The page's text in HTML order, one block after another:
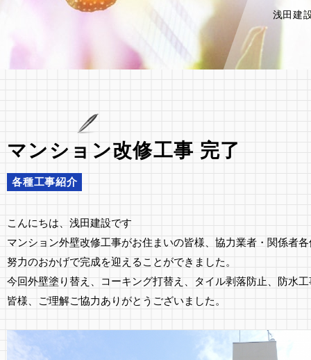
浅田建
マンション改修工事 完了
各種工事紹介
こんにちは、浅田建設です
マンション外壁改修工事がお住まいの皆様、協力業者・関係者
努力のおかげで完成を迎えることができました。
今回外壁塗り替え、コーキング打替え、タイル剥落防止、防水
皆様、ご理解ご協力ありがとうございました。